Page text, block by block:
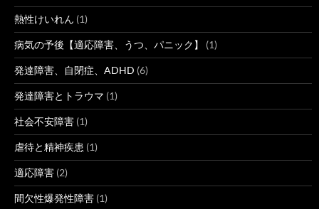
熱性けいれん (1)
病気の予後【適応障害、うつ、パニック】 (1)
発達障害、自閉症、ADHD (6)
発達障害とトラウマ (1)
社会不安障害 (1)
虐待と精神疾患 (1)
適応障害 (2)
間欠性爆発性障害 (1)